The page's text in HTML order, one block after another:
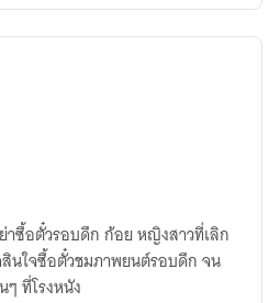
าซื้อตั๋วรอบดึก ก้อย หญิงสาวที่เลิก
นใจซื้อตั๋วชมภาพยนต์รอบดึก จน
ๆ ที่โรงหนัง